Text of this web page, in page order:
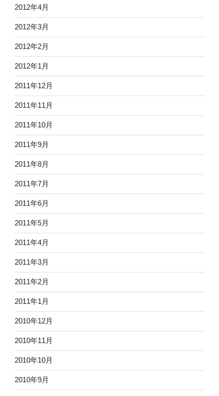
2012年4月
2012年3月
2012年2月
2012年1月
2011年12月
2011年11月
2011年10月
2011年9月
2011年8月
2011年7月
2011年6月
2011年5月
2011年4月
2011年3月
2011年2月
2011年1月
2010年12月
2010年11月
2010年10月
2010年9月